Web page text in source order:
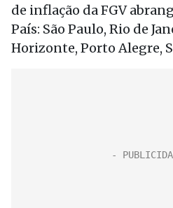
de inflação da FGV
País: São Paulo, Rio de
Horizonte, Porto Alegre,